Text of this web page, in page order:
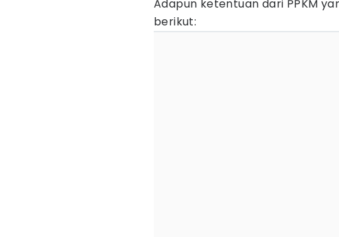
Adapun ketentuan dari PPKM
berikut: